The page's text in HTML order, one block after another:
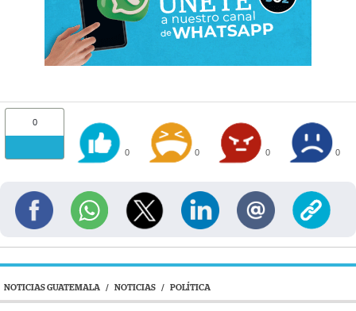
0
0 0 0 0
NOTICIAS GUATEMALA / NOTICIAS / POLÍTICA